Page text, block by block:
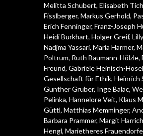
Melitta Schubert, Elisabeth
Fisslberger, Markus Gerhold,
Erich Fenninger, Franz-Joseph
Heidi Burkhart, Holger Greif,
Nadjma Yassari, Maria Harmer,
Poltrum, Ruth Baumann-Hölzle,
Freund, Gabriele Heinisch-
Gesellschaft für Ethik, Heinrich
Gunther Gruber, Inge Balac,
Pelinka, Hannelore Veit, Klaus
Güttl, Matthias Memminger,
Barbara Prammer, Margit Harrich
Hengl, Marietheres